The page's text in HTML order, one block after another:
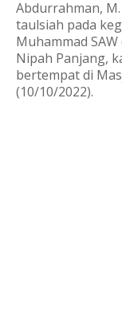
Abdurrahman,
taulsiah pada
Muhammad
Nipah Panjang,
bertempat di
(10/10/2022).